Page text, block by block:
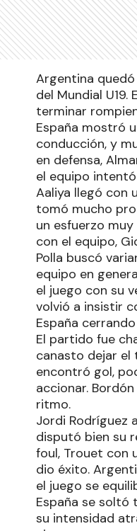
Argentina
del Mundial
terminar
España mostró
conducción, y
en defensa,
el equipo
Aaliya llegó con
tomó mucho
un esfuerzo
con el equipo,
Polla buscó
equipo en
el juego con su
volvió a insistir
España
El partido fue
canasto dejar el
encontró gol,
accionar.
ritmo.
Jordi Rodríguez
disputó bien su
foul, Trouet con
dio éxito.
el juego se
España se soltó
su intensidad